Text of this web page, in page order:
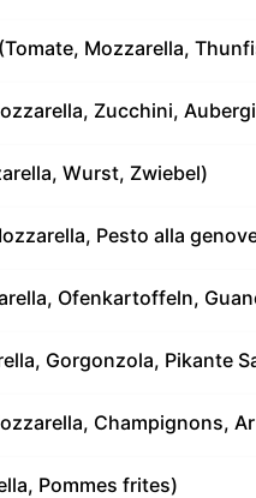
Mozzarella,
Zucchini,
Wurst, Zwiebel)
Pesto alla
Ofenkartoffeln,
Gorgonzola, Pikante
Champignons,
Pommes frites)